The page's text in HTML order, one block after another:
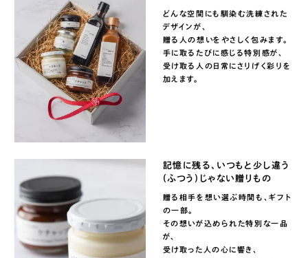
どんな空間にも馴染む洗練された
デザインが、
贈る人の想いをやさしく包みます。
手に取るたびに感じる特別感が、
受け取る人の日常にさりげく彩りを
加えます。
記憶に残る、いつもと少し違う
(ふつう)じゃない贈りもの
贈る相手を想い選ぶ時間も、ギフト
の一部。
その想いが込められた特別な一品
が、
受け取った人の心に響き、